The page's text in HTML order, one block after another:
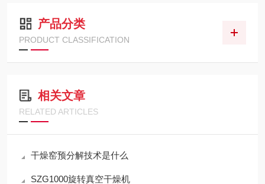
产品分类
PRODUCT CLASSIFICATION
相关文章
RELATED ARTICLES
干燥窑预分解技术是什么
SZG1000旋转真空干燥机